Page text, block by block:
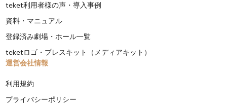
teket利用者様の声・導入事例
資料・マニュアル
登録済み劇場・ホール一覧
teketロゴ・プレスキット（メディアキット）
運営会社情報
利用規約
プライバシーポリシー